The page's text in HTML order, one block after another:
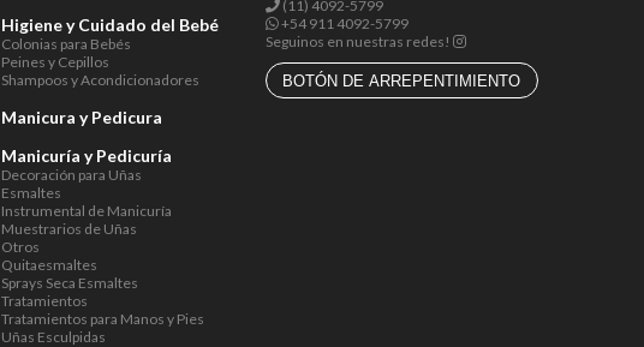
Higiene y Cuidado del Bebé
Colonias para Bebés
Peines y Cepillos
Shampoos y Acondicionadores
Manicura y Pedicura
Manicuría y Pedicuría
Decoración para Uñas
Esmaltes
Instrumental de Manicuría
Muestrarios de Uñas
Otros
Quitaesmaltes
Sprays Seca Esmaltes
Tratamientos
Tratamientos para Manos y Pies
Uñas Esculpidas
(11) 4092-5799
+54 911 4092-5799
Seguinos en nuestras redes!
BOTÓN DE ARREPENTIMIENTO